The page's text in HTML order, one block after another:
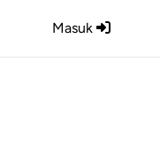
Masuk